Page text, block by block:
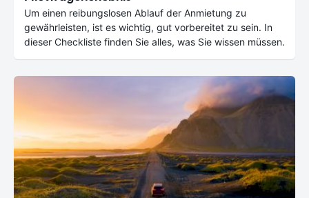
Um einen reibungslosen Ablauf der Anmietung zu
gewährleisten, ist es wichtig, gut vorbereitet zu sein. In
dieser Checkliste finden Sie alles, was Sie wissen müssen.